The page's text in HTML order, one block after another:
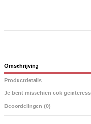
Omschrijving
Productdetails
Je bent misschien ook
Beoordelingen (0)